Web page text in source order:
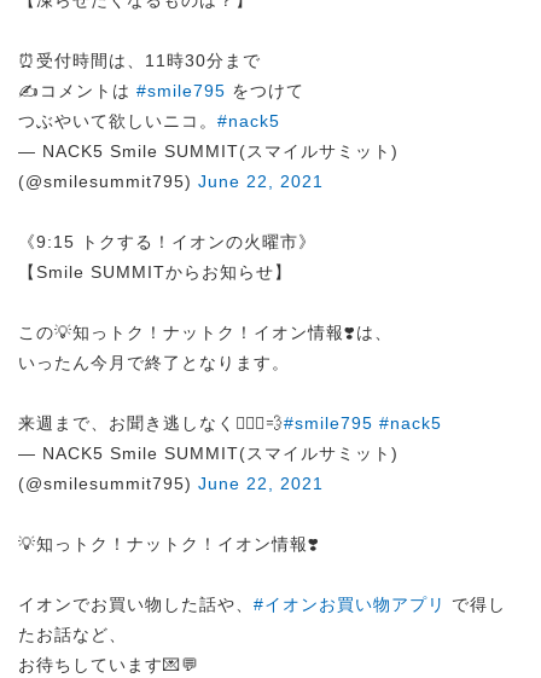
⏰受付時間は、11時30分まで
✍️コメントは #smile795 をつけて
つぶやいて欲しいニコ。 #nack5
— NACK5 Smile SUMMIT(スマイルサミット)
(@smilesummit795) June 22, 2021
《9:15 トクする！イオンの火曜市》
【Smile SUMMITからお知らせ】
この💡知っトク！ナットク！イオン情報❣️は、
いったん今月で終了となります。
来週まで、お聞き逃しなく🏃🏻‍♀️💨#smile795 #nack5
— NACK5 Smile SUMMIT(スマイルサミット)
(@smilesummit795) June 22, 2021
💡知っトク！ナットク！イオン情報❣️
イオンでお買い物した話や、 #イオンお買い物アプリ
で得し
たお話など、
お待ちしています💌💬